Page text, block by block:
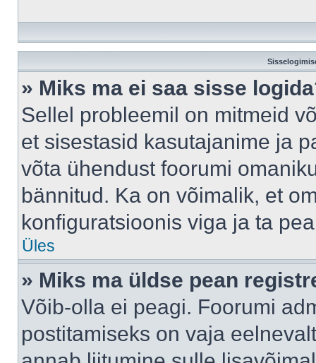
» Miks ma ei saa sisse
Sellel probleemil on mitmeid
et sisestasid kasutajanime ja
võta ühendust foorumi
bännitud. Ka on võimalik, et
konfiguratsioonis viga ja ta
Üles
» Miks ma üldse pean
Võib-olla ei peagi. Foorumi
postitamiseks on vaja